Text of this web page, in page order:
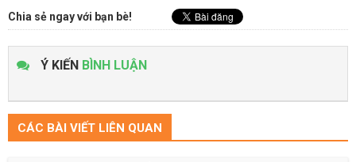
Chia sẻ ngay với bạn bè!
Ý KIẾN BÌNH LUẬN
CÁC BÀI VIẾT LIÊN QUAN